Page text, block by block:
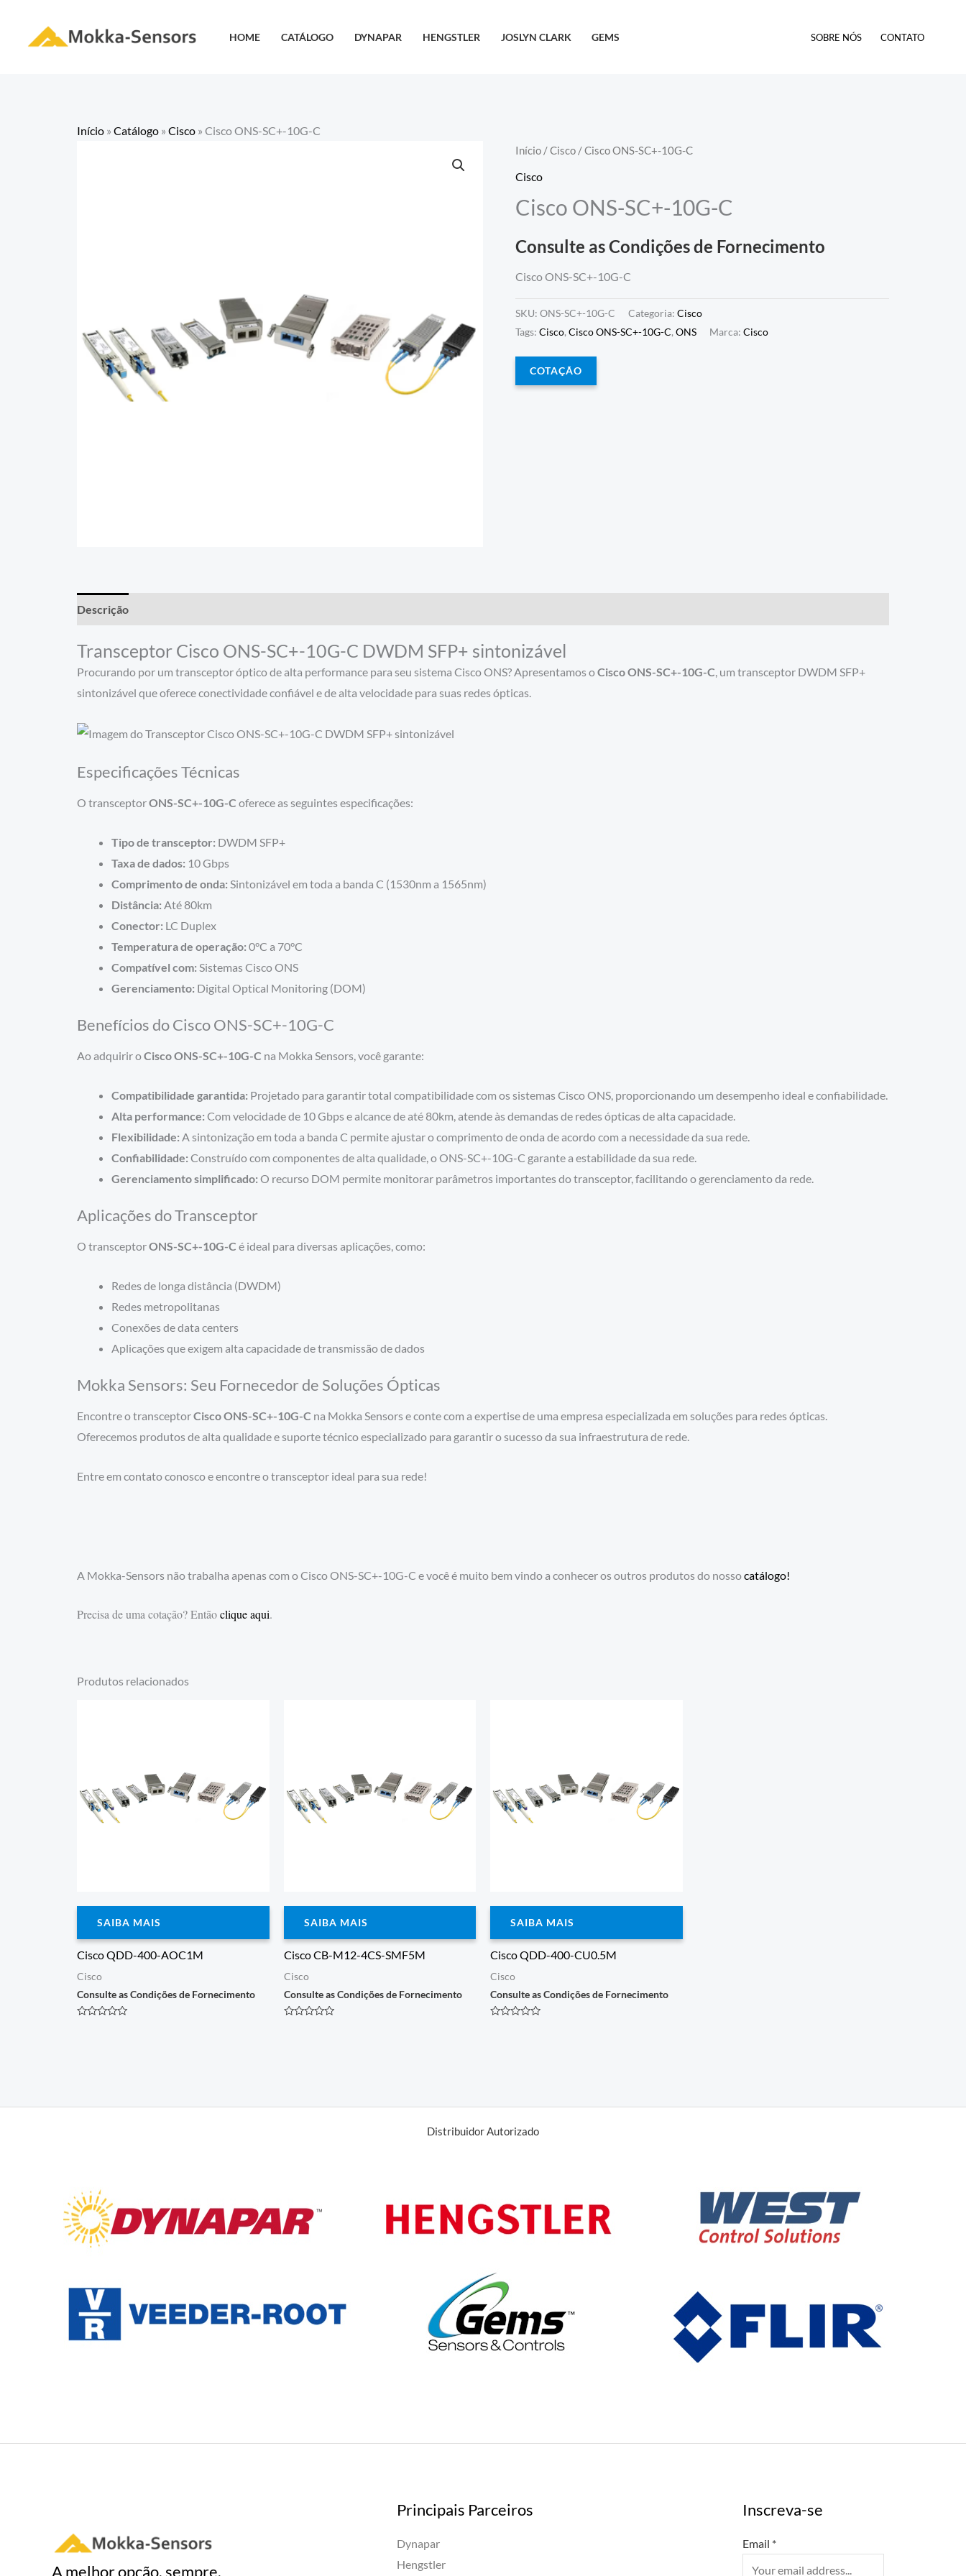
HOME CATÁLOGO DYNAPAR HENGSTLER JOSLYN CLARK GEMS SOBRE NÓS CONTATO
Início » Catálogo » Cisco » Cisco ONS-SC+-10G-C
Início /Cisco / Cisco ONS-SC+-10G-C
Cisco
Cisco ONS-SC+-10G-C
Consulte as Condições de Fornecimento
Cisco ONS-SC+-10G-C
SKU:ONS-SC+-10G-C Categoria:Cisco
Tags:Cisco,Cisco ONS-SC+-10G-C,ONS Marca:Cisco
COTAÇÃO
Descrição
Transceptor Cisco ONS-SC+-10G-C DWDM SFP+ sintonizável
Procurando por um transceptor óptico de alta performance para seu sistema Cisco ONS? Apresentamos oCisco ONS-SC+-10G-C, um transceptor DWDM SFP+
sintonizável que oferece conectividade confiável e de alta velocidade para suas redes ópticas.
Especificações Técnicas
O transceptorONS-SC+-10G-C oferece as seguintes especificações:
Tipo de transceptor: DWDM SFP+
Taxa de dados: 10 Gbps
Comprimento de onda: Sintonizável em toda a banda C (1530nm a 1565nm)
Distância: Até 80km
Conector: LC Duplex
Temperatura de operação: 0°C a 70°C
Compatível com: Sistemas Cisco ONS
Gerenciamento: Digital Optical Monitoring (DOM)
Benefícios do Cisco ONS-SC+-10G-C
Ao adquirir oCisco ONS-SC+-10G-C na Mokka Sensors, você garante:
Compatibilidade garantida: Projetado para garantir total compatibilidade com os sistemas Cisco ONS, proporcionando um desempenho ideal e confiabilidade.
Alta performance: Com velocidade de 10 Gbps e alcance de até 80km, atende às demandas de redes ópticas de alta capacidade.
Flexibilidade: A sintonização em toda a banda C permite ajustar o comprimento de onda de acordo com a necessidade da sua rede.
Confiabilidade: Construído com componentes de alta qualidade, o ONS-SC+-10G-C garante a estabilidade da sua rede.
Gerenciamento simplificado: O recurso DOM permite monitorar parâmetros importantes do transceptor, facilitando o gerenciamento da rede.
Aplicações do Transceptor
O transceptorONS-SC+-10G-C é ideal para diversas aplicações, como:
Redes de longa distância (DWDM)
Redes metropolitanas
Conexões de data centers
Aplicações que exigem alta capacidade de transmissão de dados
Mokka Sensors: Seu Fornecedor de Soluções Ópticas
Encontre o transceptorCisco ONS-SC+-10G-C na Mokka Sensors e conte com a expertise de uma empresa especializada em soluções para redes ópticas.
Oferecemos produtos de alta qualidade e suporte técnico especializado para garantir o sucesso da sua infraestrutura de rede.
Entre em contato conosco e encontre o transceptor ideal para sua rede!
A Mokka-Sensors não trabalha apenas com o Cisco ONS-SC+-10G-C e você é muito bem vindo a conhecer os outros produtos do nossocatálogo!
Precisa de uma cotação? Entãoclique aqui.
Produtos relacionados
SAIBA MAIS
Cisco QDD-400-AOC1M
Cisco
Consulte as Condições de Fornecimento
SAIBA MAIS
Cisco CB-M12-4CS-SMF5M
Cisco
Consulte as Condições de Fornecimento
SAIBA MAIS
Cisco QDD-400-CU0.5M
Cisco
Consulte as Condições de Fornecimento
Distribuidor Autorizado
A melhor opção, sempre.
Principais Parceiros
Dynapar
Hengstler
Inscreva-se
Email *